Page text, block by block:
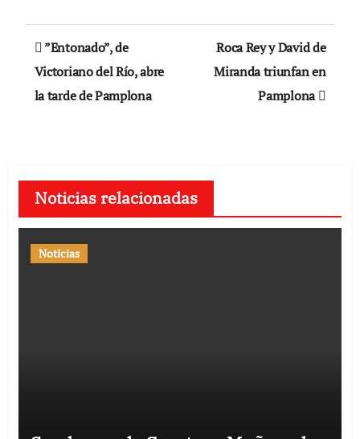
Navegación
de
entradas
”Entonado”, de
Victoriano del Río, abre
la tarde de Pamplona
Roca Rey y David de
Miranda triunfan en
Pamplona
Noticias relacionadas
Noticias